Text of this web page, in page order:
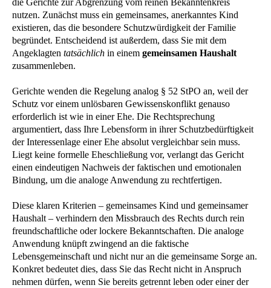
die Gerichte zur Abgrenzung vom reinen Bekanntenkreis
nutzen. Zunächst muss ein gemeinsames, anerkanntes Kind
existieren, das die besondere Schutzwürdigkeit der Familie
begründet. Entscheidend ist außerdem, dass Sie mit dem
Angeklagten tatsächlich in einem gemeinsamen Haushalt
zusammenleben.
Gerichte wenden die Regelung analog § 52 StPO an, weil der
Schutz vor einem unlösbaren Gewissenskonflikt genauso
erforderlich ist wie in einer Ehe. Die Rechtsprechung
argumentiert, dass Ihre Lebensform in ihrer Schutzbedürftigkeit
der Interessenlage einer Ehe absolut vergleichbar sein muss.
Liegt keine formelle Eheschließung vor, verlangt das Gericht
einen eindeutigen Nachweis der faktischen und emotionalen
Bindung, um die analoge Anwendung zu rechtfertigen.
Diese klaren Kriterien – gemeinsames Kind und gemeinsamer
Haushalt – verhindern den Missbrauch des Rechts durch rein
freundschaftliche oder lockere Bekanntschaften. Die analoge
Anwendung knüpft zwingend an die faktische
Lebensgemeinschaft und nicht nur an die gemeinsame Sorge an.
Konkret bedeutet dies, dass Sie das Recht nicht in Anspruch
nehmen dürfen, wenn Sie bereits getrennt leben oder einer der